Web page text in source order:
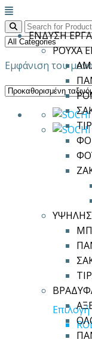
Μενού
ΕΝΔΥΣΗ
ΡΟΥΧΑ
ΥΨΗΛΗΣ
Εμφάνιση του
Επιλογή